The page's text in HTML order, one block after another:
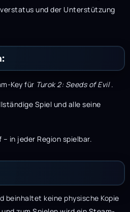
und der Unterstützung
Key für Turok 2: Seeds of Evil.
Spiel und alle seine
in jeder Region spielbar.
beinhaltet keine physische Kopie